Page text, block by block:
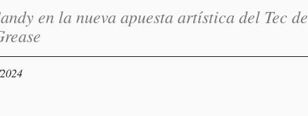
en la nueva apuesta artística del Tec de